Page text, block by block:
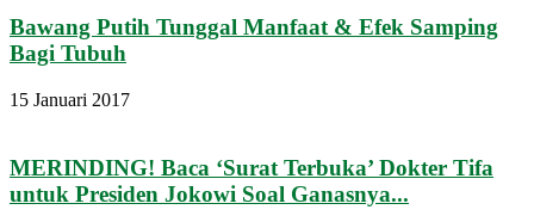
Bawang Putih Tunggal Manfaat & Efek Samping
Bagi Tubuh
15 Januari 2017
MERINDING! Baca ‘Surat Terbuka’ Dokter Tifa
untuk Presiden Jokowi Soal Ganasnya...